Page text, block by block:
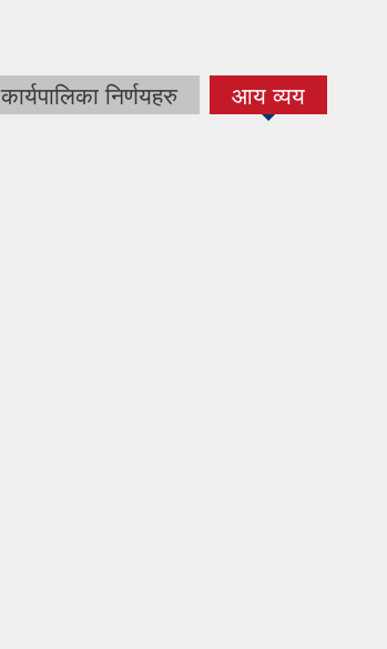
कार्यपालिका निर्णयहरु आय व्यय
(active